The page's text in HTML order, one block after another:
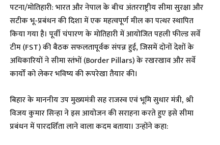
​पटना/मोतिहारी: भारत और नेपाल के बीच अंतरराष्ट्रीय सीमा सुरक्षा और
सटीक भू-प्रबंधन की दिशा में एक महत्वपूर्ण मील का पत्थर स्थापित
किया गया है। पूर्वी चंपारण के मोतिहारी में आयोजित पहली फील्ड सर्वे
टीम (FST) की बैठक सफलतापूर्वक संपन्न हुई, जिसमें दोनों देशों के
अधिकारियों ने सीमा स्तंभों (Border Pillars) के रखरखाव और सर्वे
कार्यों को लेकर भविष्य की रूपरेखा तैयार की।
बिहार के माननीय उप मुख्यमंत्री सह राजस्व एवं भूमि सुधार मंत्री, श्री
विजय कुमार सिन्हा ने इस आयोजन की सराहना करते हुए इसे सीमा
प्रबंधन में पारदर्शिता लाने वाला कदम बताया। उन्होंने कहा: